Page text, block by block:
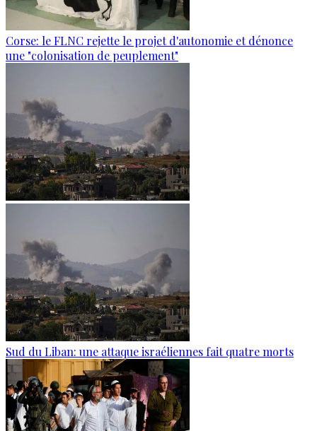
Corse: le FLNC rejette le projet d'autonomie et dénonce
une "colonisation de peuplement"
Sud du Liban: une attaque israéliennes fait quatre morts